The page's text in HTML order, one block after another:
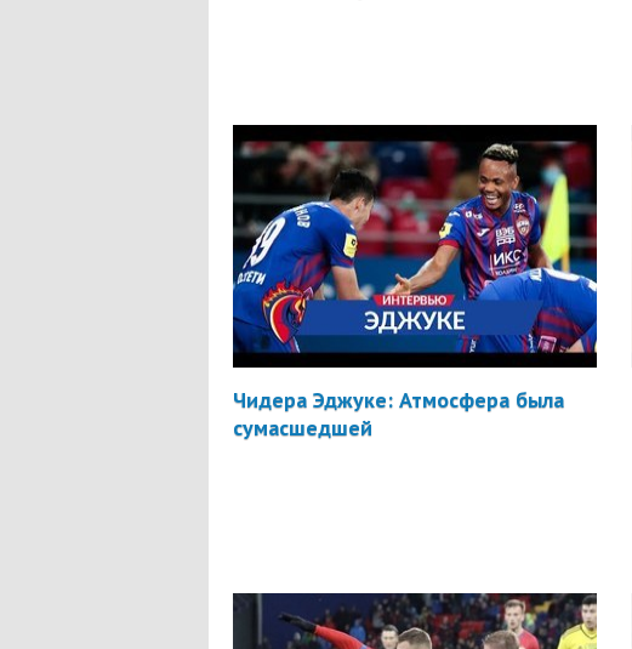
Чидера Эджуке: Атмосфера была
сумасшедшей